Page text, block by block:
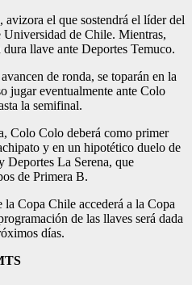
avizora el que sostendrá el líder del
de Chile. Mientras,
llave ante Deportes Temuco.
de ronda, se toparán en la
jugar eventualmente ante Colo
la semifinal.
Colo Colo deberá como primer
y en un hipotético duelo de
Deportes La Serena, que
de Primera B.
Copa Chile accederá a la Copa
de las llaves será dada
días.